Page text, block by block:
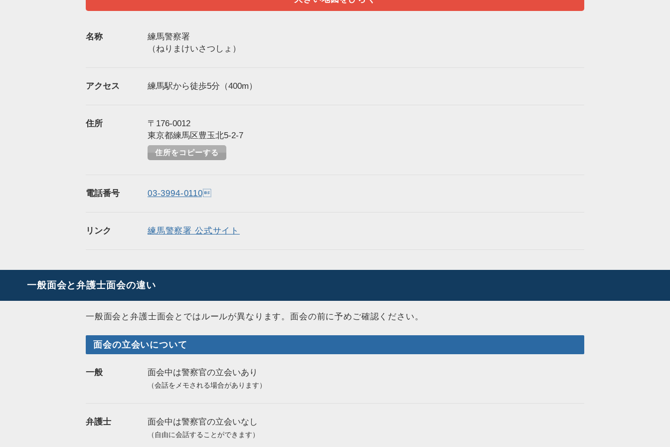
名称
練馬警察署
（ねりまけいさつしょ）
アクセス 練馬駅から徒歩5分（400m）
住所
〒176-0012
東京都練馬区豊玉北5-2-7
住所をコピーする
電話番号 03-3994-0110
リンク 練馬警察署 公式サイト
一般面会と弁護士面会の違い
一般面会と弁護士面会とではルールが異なります。面会の前に予めご確認ください。
面会の立会いについて
一般 面会中は警察官の立会いあり
（会話をメモされる場合があります）
弁護士 面会中は警察官の立会いなし
（自由に会話することができます）